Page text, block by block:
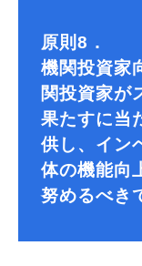
原則8．
機関投資家
関投資家が
果たすに当
供し、イン
体の機能向
努めるべき